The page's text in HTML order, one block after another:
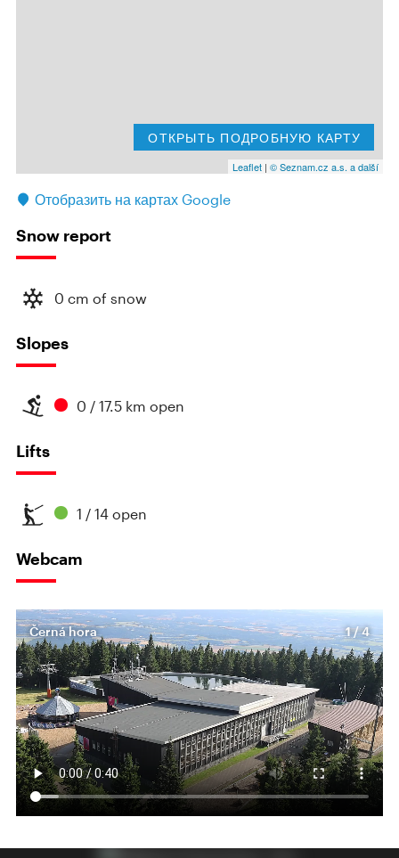
ОТКРЫТЬ ПОДРОБНУЮ КАРТУ
Leaflet | © Seznam.cz a.s. a další
Отобразить на картах Google
Snow report
0 cm of snow
Slopes
0 / 17.5 km open
Lifts
1 / 14 open
Webcam
Černá hora 1 / 4